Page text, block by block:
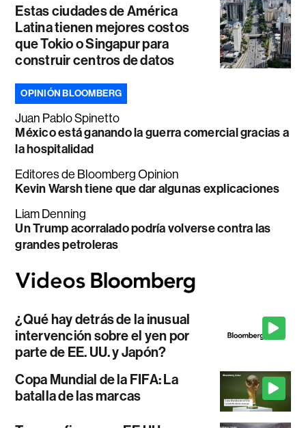
Estas ciudades de América
Latina tienen mejores costos
que Tokio o Singapur para
construir centros de datos
OPINIÓN BLOOMBERG
Juan Pablo Spinetto
México está ganando la guerra comercial gracias a
la hospitalidad
Editores de Bloomberg Opinion
Kevin Warsh tiene que dar algunas explicaciones
Liam Denning
Un Trump acorralado podría volverse contra las
grandes petroleras
¿Qué hay detrás de la inusual
intervención sobre el yen por
parte de EE. UU. y Japón?
Copa Mundial de la FIFA: La
batalla de las marcas